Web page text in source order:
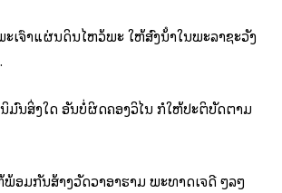
ເຈົ້າແຜ່ນດິນໄຫວ້ພະ ໃຫ້ສົງນ້ໍາໃນພະລາຊະວັງ
ມົນສິ່ງໃດ ອັນບໍ່ຜິດຄອງວິໄນ ກໍໃຫ້ປະຕິບັດຕາມ
ພ້ອມກັນສ້າງວັດວາອາຮາມ ພະທາດເຈດີ ໆລໆ